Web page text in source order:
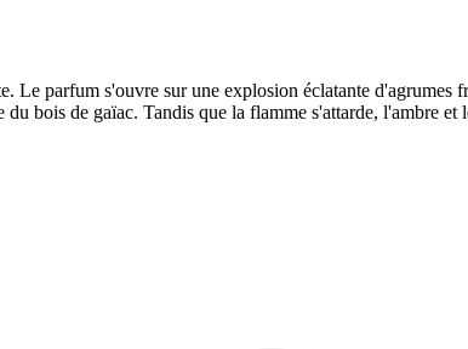
Le parfum s'ouvre sur une explosion éclatante
bois de gaïac. Tandis que la flamme s'attarde, l'ambre